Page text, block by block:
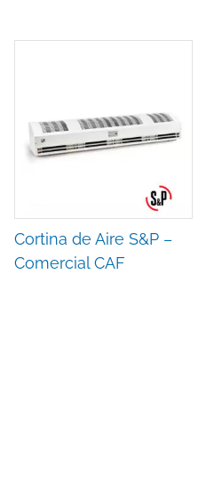
Cortina de Aire S&P –
Comercial CAF